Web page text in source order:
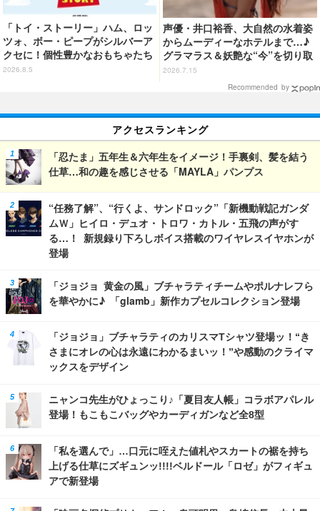
「トイ・ストーリー」ハム、ロッ
ツォ、ボー・ピープがシルバーア
クセに！個性豊かなおもちゃたち
をオシャレに身につけよう♪
2026.8.5
声優・井口裕香、大自然の水着姿
からムーディーなホテルまで…♪
グラマラス＆妖艶な“今”を切り取
り！3冊目写真集が発売中
2026.7.15
Recommended by
アクセスランキング
「忍たま」五年生＆六年生をイメージ！手裏剣、髪を結う
仕草…和の趣を感じさせる「MAYLA」パンプス
“任務了解”、“行くよ、サンドロック”「新機動戦記ガンダ
ムＷ」ヒイロ・デュオ・トロワ・カトル・五飛の声がす
る…！ 新規録り下ろしボイス搭載のワイヤレスイヤホンが
登場
「ジョジョ 黄金の風」ブチャラティチームやポルナレフら
を華やかに♪ 「glamb」新作カプセルコレクション登場
「ジョジョ」ブチャラティのカリスマTシャツ登場ッ！“き
さまにオレの心は永遠にわかるまいッ！”や感動のクライマ
ックスをデザイン
ニャンコ先生がひょっこり♪「夏目友人帳」コラボアパレル
登場！もこもこバッグやカーディガンなど全8型
「私を選んで」…口元に咥えた値札やスカートの裾を持ち
上げる仕草にズギュンッ!!!!ベルドール「ロゼ」がフィギュ
アで新登場